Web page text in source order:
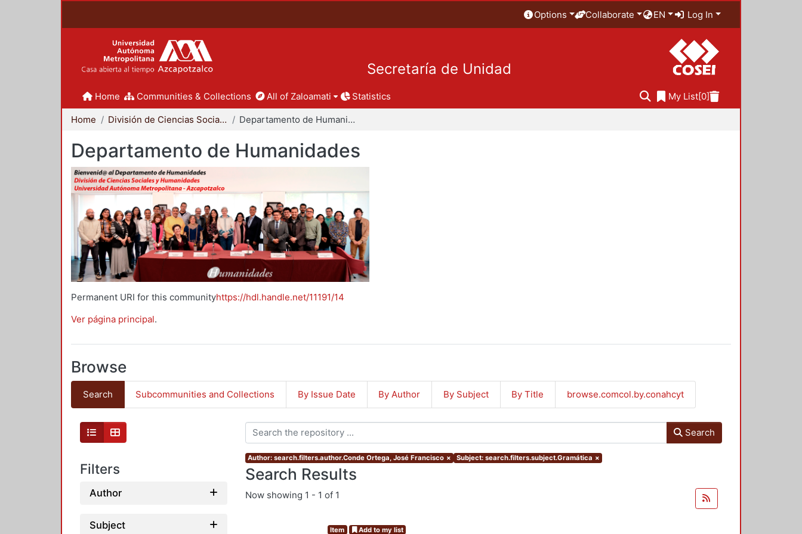
Options Collaborate EN Log In
Secretaría de Unidad
Home Communities & Collections All of Zaloamati Statistics My List[0]
Home División de Ciencias Sociales y Humanidades Departamento de Humanidades
Departamento de Humanidades
Permanent URI for this communityhttps://hdl.handle.net/11191/14
Ver página principal.
Browse
Search Subcommunities and Collections By Issue Date By Author By Subject By Title browse.comcol.by.conahcyt
Filters
Author
Subject
Search
Author: search.filters.author.Conde Ortega, José Francisco × Subject: search.filters.subject.Gramática ×
Search Results
Now showing 1 - 1 of 1
Item Add to my list